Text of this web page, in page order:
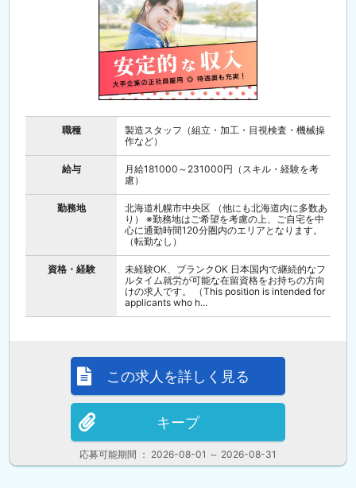
職種
製造スタッフ（組立・加工・目視検査・機械操
作など）
給与
月給181000～231000円（スキル・経験を考
慮）
勤務地
北海道札幌市中央区 （他にも北海道内に多数あ
り） ※勤務地はご希望を考慮の上、ご自宅を中
心に通勤時間120分圏内のエリアとなります。
（転勤なし）
資格・経験
未経験OK、ブランクOK 日本国内で継続的なフ
ルタイム就労が可能な在留資格をお持ちの方向
けの求人です。 （This position is intended for
applicants who h...
応募可能期間 ： 2026-08-01 ～ 2026-08-31
この求人を詳しく見る
キープ